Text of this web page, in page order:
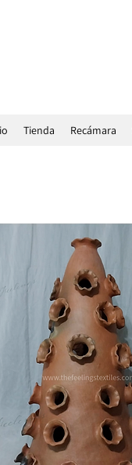
Tienda Recámara